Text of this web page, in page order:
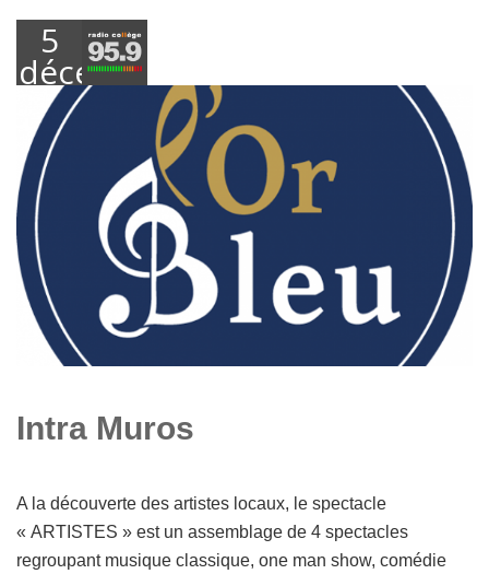
5
décembre
2016
Intra Muros
A la découverte des artistes locaux, le spectacle
« ARTISTES » est un assemblage de 4 spectacles
regroupant musique classique, one man show, comédie